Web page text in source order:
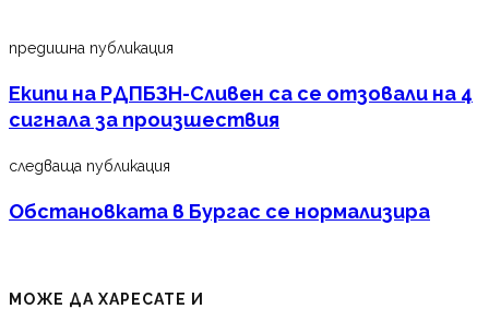
предишна публикация
Екипи на РДПБЗН-Сливен са се отзовали на 4
сигнала за произшествия
следваща публикация
Обстановката в Бургас се нормализира
МОЖЕ ДА ХАРЕСАТЕ И